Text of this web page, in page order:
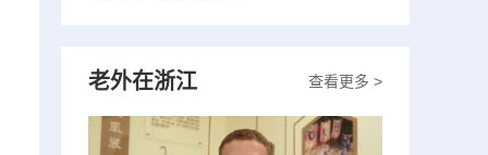
查看更多 >
老外在浙江